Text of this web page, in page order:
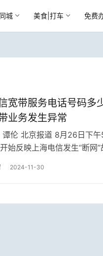
城 美食|打车 免费
宽带服务电话号码多
业务发生异常
谭伦 北京报道 8月26日下
始反映上海电信发生“断网
法接入网络服务
2024-11-30